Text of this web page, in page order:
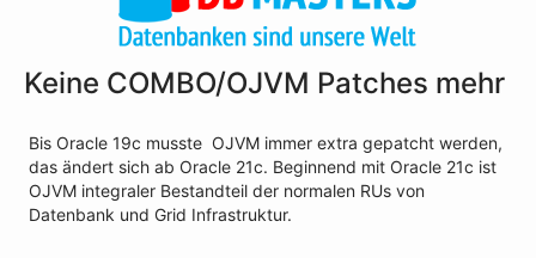
Keine COMBO/OJVM Patches mehr
Bis Oracle 19c musste OJVM immer extra gepatcht werden,
das ändert sich ab Oracle 21c. Beginnend mit Oracle 21c ist
OJVM integraler Bestandteil der normalen RUs von
Datenbank und Grid Infrastruktur.